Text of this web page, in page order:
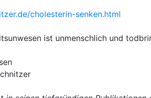
cholesterin-senken.html
ist unmenschlich und